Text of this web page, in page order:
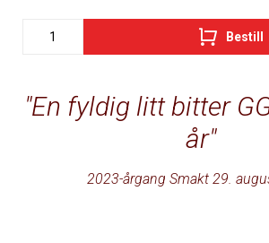
En fyldig litt bitter
år
2023-årgang Smakt 29.
Bestill